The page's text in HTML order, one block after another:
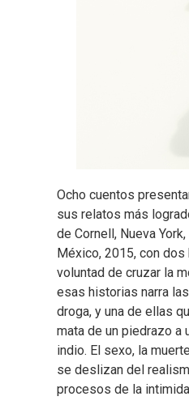
Ocho cuentos
sus relatos más
de Cornell, Nueva
México, 2015, con
voluntad de cruzar la
esas historias narra
droga, y una de ellas
mata de un piedrazo a
indio. El sexo, la
se deslizan del
procesos de la